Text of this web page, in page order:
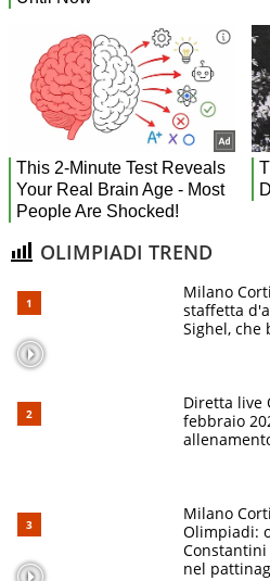
OLIMPIADI TREND
Milano
staffetta
Sighel, che
Diretta live
febbraio
Milano
Olimpiadi:
nel